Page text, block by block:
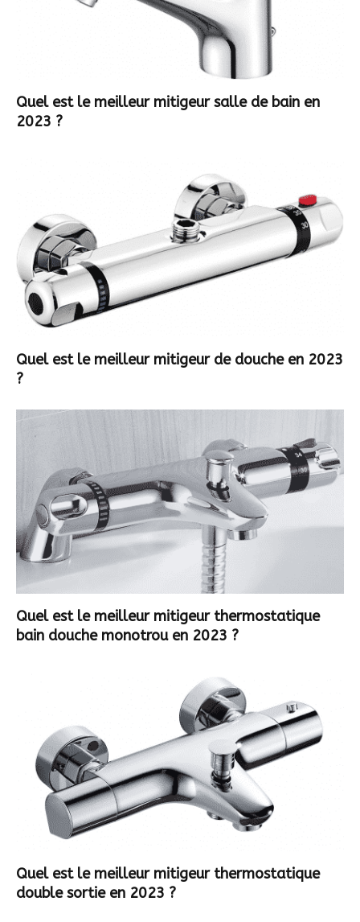
Quel est le meilleur mitigeur salle de bain en
2023 ?
Quel est le meilleur mitigeur de douche en 2023
?
Quel est le meilleur mitigeur thermostatique
bain douche monotrou en 2023 ?
Quel est le meilleur mitigeur thermostatique
double sortie en 2023 ?